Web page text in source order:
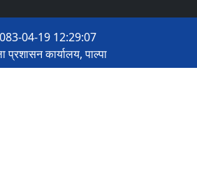
04-19 12:29:07
प्रशासन कार्यालय, पाल्पा